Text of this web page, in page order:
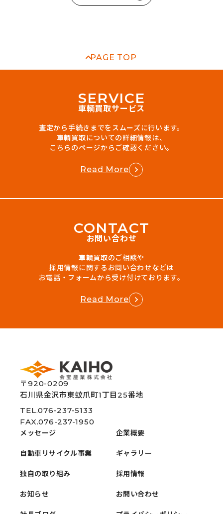
PAGE TOP
SERVICE
車輌買取サービス
査定から手続きまでをスムーズに行います。
車輌買取についての詳細情報は、
こちらのページからご確認ください。
Read More
CONTACT
お問い合わせ
車輌買取のご相談や
採用情報に関するお問い合わせなどは
お電話・フォームから受け付けております。
Read More
〒920-0209
石川県金沢市東蚊爪町1丁目25番地
TEL.076-237-5133
FAX.076-237-1950
メッセージ
自動車リサイクル事業
独自の取り組み
お知らせ
企業概要
ギャラリー
採用情報
お問い合わせ